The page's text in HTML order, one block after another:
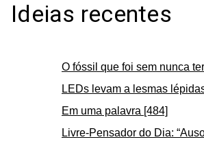
Ideias recentes
O fóssil que foi sem nunca
LEDs levam a lesmas
Em uma palavra [484]
Livre-Pensador do Dia: